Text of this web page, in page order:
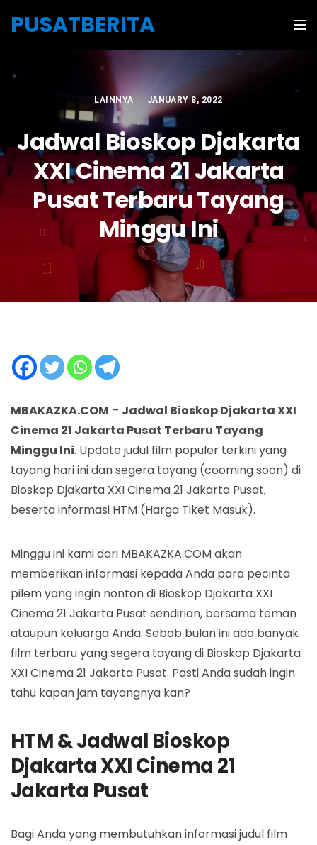
PUSATBERITA
LAINNYA JANUARY 8, 2022
Jadwal Bioskop Djakarta
XXI Cinema 21 Jakarta
Pusat Terbaru Tayang
Minggu Ini
MBAKAZKA.COM – Jadwal Bioskop Djakarta XXI
Cinema 21 Jakarta Pusat Terbaru Tayang
Minggu Ini. Update judul film populer terkini yang
tayang hari ini dan segera tayang (cooming soon) di
Bioskop Djakarta XXI Cinema 21 Jakarta Pusat,
beserta informasi HTM (Harga Tiket Masuk).
Minggu ini kami dari MBAKAZKA.COM akan
memberikan informasi kepada Anda para pecinta
pilem yang ingin nonton di Bioskop Djakarta XXI
Cinema 21 Jakarta Pusat sendirian, bersama teman
ataupun keluarga Anda. Sebab bulan ini ada banyak
film terbaru yang segera tayang di Bioskop Djakarta
XXI Cinema 21 Jakarta Pusat. Pasti Anda sudah ingin
tahu kapan jam tayangnya kan?
HTM & Jadwal Bioskop
Djakarta XXI Cinema 21
Jakarta Pusat
Bagi Anda yang membutuhkan informasi judul film